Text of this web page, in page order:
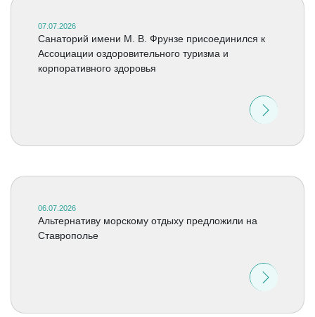
07.07.2026
Санаторий имени М. В. Фрунзе присоединился к
Ассоциации оздоровительного туризма и
корпоративного здоровья
06.07.2026
Альтернативу морскому отдыху предложили на
Ставрополье